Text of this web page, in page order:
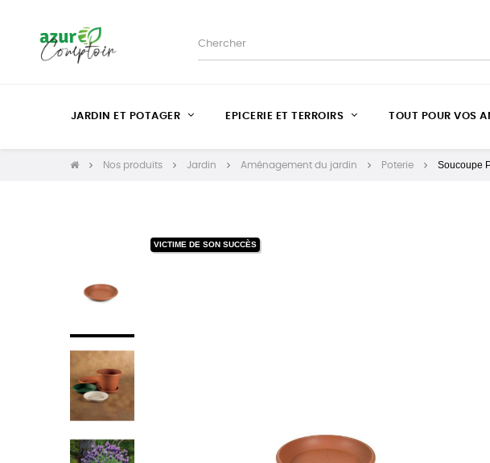
JARDIN ET POTAGER EPICERIE ET TERROIRS TOUT POUR VOS
Nos produits Jardin Aménagement du jardin Poterie Soucoupe
VICTIME DE SON SUCCÈS